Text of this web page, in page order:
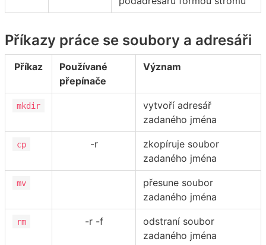
Příkazy práce se soubory a adresáři
Příkaz
Používané
přepínače
Význam
mkdir
vytvoří adresář
zadaného jména
cp -r
zkopíruje soubor
zadaného jména
mv
přesune soubor
zadaného jména
rm -r -f
odstraní soubor
zadaného jména